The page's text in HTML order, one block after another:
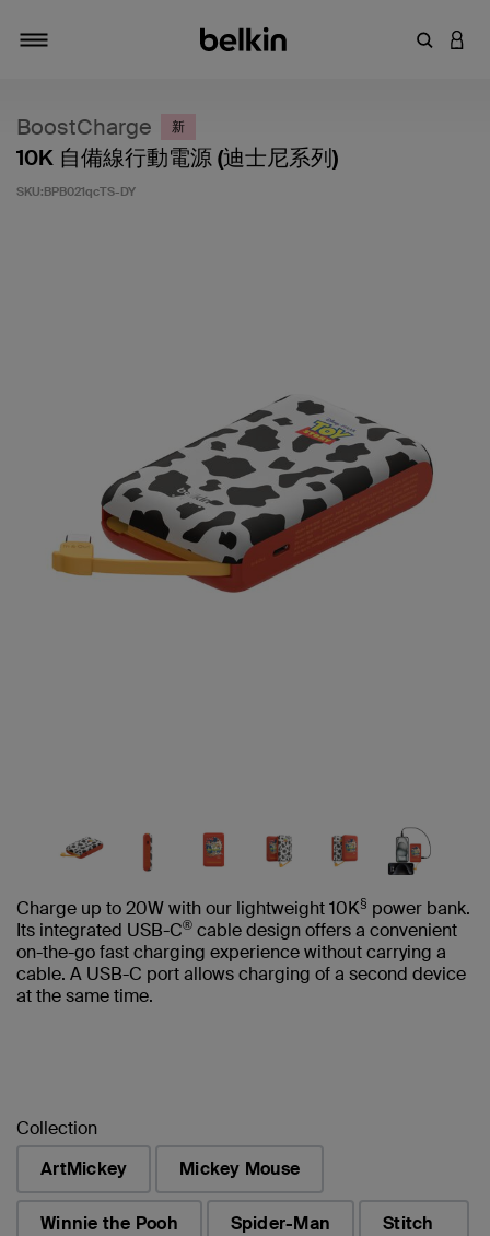
輸入關鍵
登入
BoostCharge 新
10K 自備線行動電源 (迪士尼系列)
SKU:BPB021qcTS-DY
Charge up to 20W with our lightweight 10K§ power bank.
Its integrated USB-C® cable design offers a convenient
on-the-go fast charging experience without carrying a
cable. A USB-C port allows charging of a second device
at the same time.
Collection
ArtMickey
Mickey Mouse
Winnie the Pooh Spider-Man Stitch